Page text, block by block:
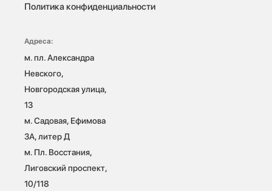
Политика конфиденциальности
Адреса:
м. пл. Александра
Невского,
Новгородская улица,
13
м. Садовая, Ефимова
3А, литер Д
м. Пл. Восстания,
Лиговский проспект,
10/118